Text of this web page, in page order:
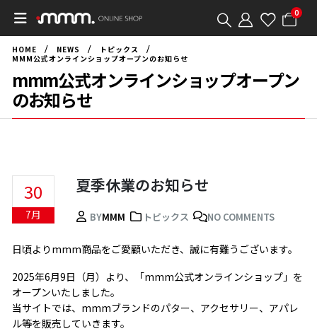
0
HOME NEWS
トピックス
MMM公式オンラインショップオープンのお知らせ
mmm公式オンラインショップオープン
のお知らせ
30
7月
夏季休業のお知らせ
BYMMM トピックス NO COMMENTS
日頃よりmmm商品をご愛顧いただき、誠に有難うございます。
2025年6月9日（月）より、「mmm公式オンラインショップ」を
オープンいたしました。
当サイトでは、mmmブランドのパター、アクセサリー、アパレ
ル等を販売していきます。